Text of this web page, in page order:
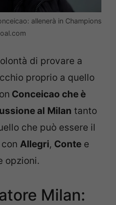
allenerà in Champions
di provare a
proprio a quello
Conceicao che è
al Milan tanto
che può essere il
Allegri, Conte e
opzioni.
Milan: